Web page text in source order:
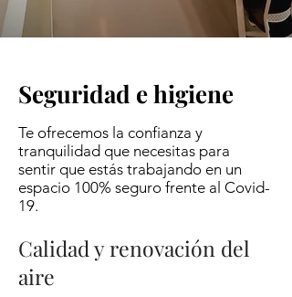
Seguridad e higiene
Te ofrecemos la confianza y
tranquilidad que necesitas para
sentir que estás trabajando en un
espacio 100% seguro frente al Covid-
19.
Calidad y renovación del
aire